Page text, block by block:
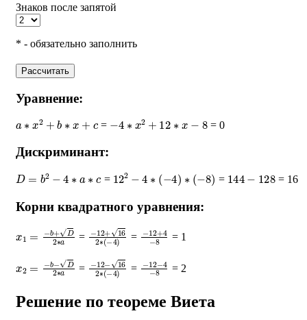
Знаков после запятой
* - обязательно заполнить
Рассчитать
Уравнение:
2 b ∗ = 4∗ 2+ 12 ∗ = 0
Дискриминант:
D= 2− a = 122 ∗ − )∗ −8 = 144 128 = 16
Корни квадратного уравнения:
b+D2∗ = −12+16 (−4)
= −12+4 8
= 1
− D2∗ = 12 −16 −4
= 12 −4 8
= 2
Решение по теореме Виета